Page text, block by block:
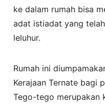
ke dalam rumah bisa
adat istiadat yang
leluhur.
Rumah ini
Kerajaan Ternate bagi
Tego-tego merupakan